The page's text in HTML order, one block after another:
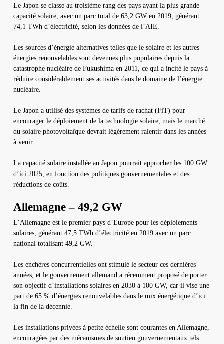
Le Japon se classe au troisième rang des pays ayant la plus grande
capacité solaire, avec un parc total de 63,2 GW en 2019, générant
74,1 TWh d’électricité, selon les données de l’AIE.
Les sources d’énergie alternatives telles que le solaire et les autres
énergies renouvelables sont devenues plus populaires depuis la
catastrophe nucléaire de Fukushima en 2011, ce qui a incité le pays à
réduire considérablement ses activités dans le domaine de l’énergie
nucléaire.
Le Japon a utilisé des systèmes de tarifs de rachat (FiT) pour
encourager le déploiement de la technologie solaire, mais le marché
du solaire photovoltaïque devrait légèrement ralentir dans les années
à venir.
La capacité solaire installée au Japon pourrait approcher les 100 GW
d’ici 2025, en fonction des politiques gouvernementales et des
réductions de coûts.
Allemagne – 49,2 GW
L’Allemagne est le premier pays d’Europe pour les déploiements
solaires, générant 47,5 TWh d’électricité en 2019 avec un parc
national totalisant 49,2 GW.
Les enchères concurrentielles ont stimulé le secteur ces dernières
années, et le gouvernement allemand a récemment proposé de porter
son objectif d’installations solaires en 2030 à 100 GW, car il vise une
part de 65 % d’énergies renouvelables dans le mix énergétique d’ici
la fin de la décennie.
Les installations privées à petite échelle sont courantes en Allemagne,
encouragées par des mécanismes de soutien gouvernementaux tels